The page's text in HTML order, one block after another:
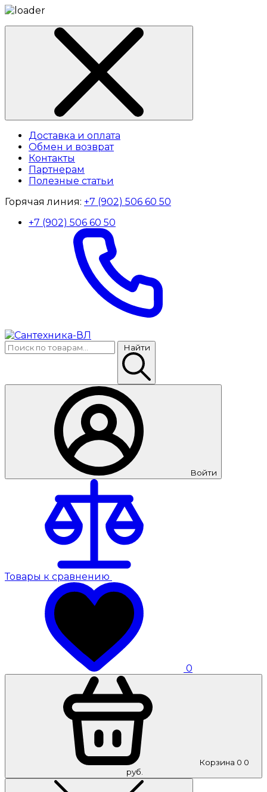
Доставка и оплата
Обмен и возврат
Контакты
Партнерам
Полезные статьи
Горячая линия: +7 (902) 506 60 50
+7 (902) 506 60 50
Найти
Войти
Товары к сравнению
0
Корзина 0 0
руб.